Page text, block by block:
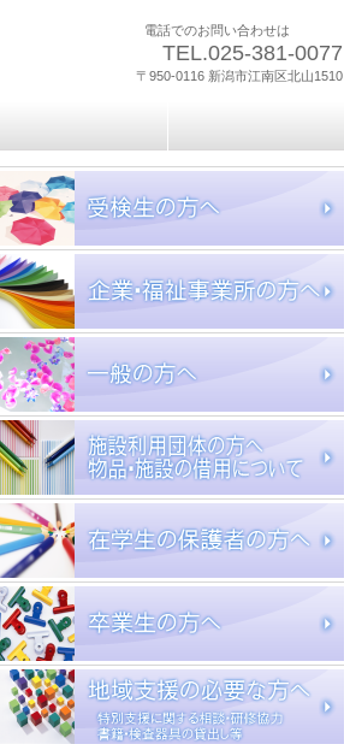
電話でのお問い合わせは
TEL.025-381-0077
〒950-0116 新潟市江南区北山1510